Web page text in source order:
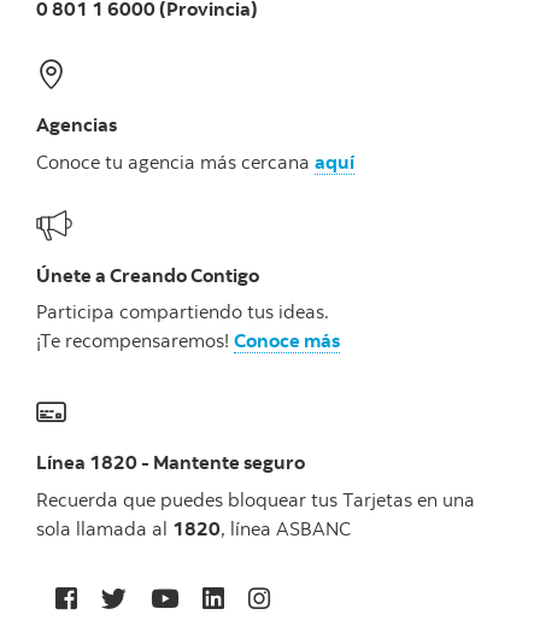
0 801 1 6000 (Provincia)
Agencias
Conoce tu agencia más cercana aquí
Únete a Creando Contigo
Participa compartiendo tus ideas.
¡Te recompensaremos! Conoce más
Línea 1820 - Mantente seguro
Recuerda que puedes bloquear tus Tarjetas en una
sola llamada al 1820, línea ASBANC